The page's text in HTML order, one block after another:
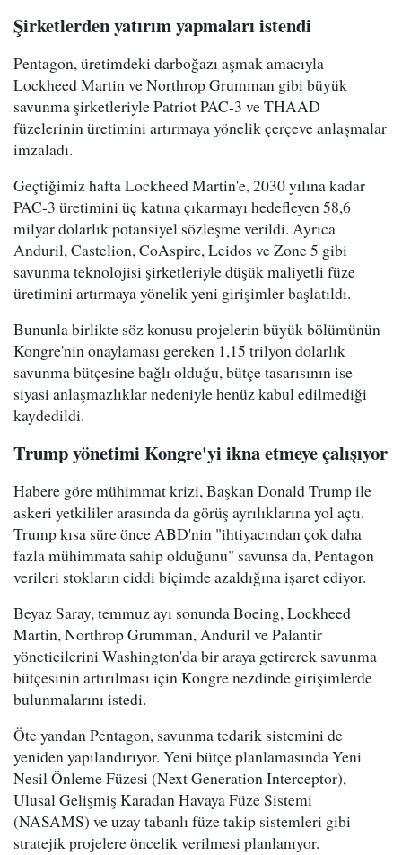
Şirketlerden yatırım yapmaları istendi
Pentagon, üretimdeki darboğazı aşmak amacıyla
Lockheed Martin ve Northrop Grumman gibi büyük
savunma şirketleriyle Patriot PAC-3 ve THAAD
füzelerinin üretimini artırmaya yönelik çerçeve anlaşmalar
imzaladı.
Geçtiğimiz hafta Lockheed Martin'e, 2030 yılına kadar
PAC-3 üretimini üç katına çıkarmayı hedefleyen 58,6
milyar dolarlık potansiyel sözleşme verildi. Ayrıca
Anduril, Castelion, CoAspire, Leidos ve Zone 5 gibi
savunma teknolojisi şirketleriyle düşük maliyetli füze
üretimini artırmaya yönelik yeni girişimler başlatıldı.
Bununla birlikte söz konusu projelerin büyük bölümünün
Kongre'nin onaylaması gereken 1,15 trilyon dolarlık
savunma bütçesine bağlı olduğu, bütçe tasarısının ise
siyasi anlaşmazlıklar nedeniyle henüz kabul edilmediği
kaydedildi.
Trump yönetimi Kongre'yi ikna etmeye çalışıyor
Habere göre mühimmat krizi, Başkan Donald Trump ile
askeri yetkililer arasında da görüş ayrılıklarına yol açtı.
Trump kısa süre önce ABD'nin "ihtiyacından çok daha
fazla mühimmata sahip olduğunu" savunsa da, Pentagon
verileri stokların ciddi biçimde azaldığına işaret ediyor.
Beyaz Saray, temmuz ayı sonunda Boeing, Lockheed
Martin, Northrop Grumman, Anduril ve Palantir
yöneticilerini Washington'da bir araya getirerek savunma
bütçesinin artırılması için Kongre nezdinde girişimlerde
bulunmalarını istedi.
Öte yandan Pentagon, savunma tedarik sistemini de
yeniden yapılandırıyor. Yeni bütçe planlamasında Yeni
Nesil Önleme Füzesi (Next Generation Interceptor),
Ulusal Gelişmiş Karadan Havaya Füze Sistemi
(NASAMS) ve uzay tabanlı füze takip sistemleri gibi
stratejik projelere öncelik verilmesi planlanıyor.